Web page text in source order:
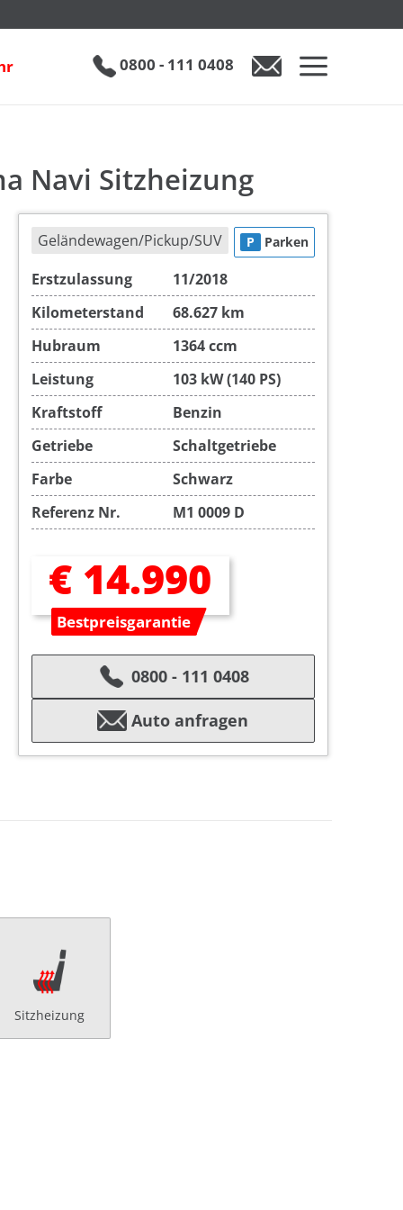
0800 - 111 0408
Opel Mokka X 1.4 Turbo Innovation 2-Zonen-Klima Navi Sitzheizung
Navi Sitzheizung
Geländewagen/Pickup/SUV P Parken
Erstzulassung
11/2018
Kilometerstand
68.627 km
Hubraum
1364 ccm
Leistung
103 kW (140 PS)
Kraftstoff
Benzin
Getriebe
Schaltgetriebe
Farbe
Schwarz
Referenz Nr.
M1 0009 D
€ 14.990
Bestpreisgarantie
0800 - 111 0408
Auto anfragen
Sitzheizung